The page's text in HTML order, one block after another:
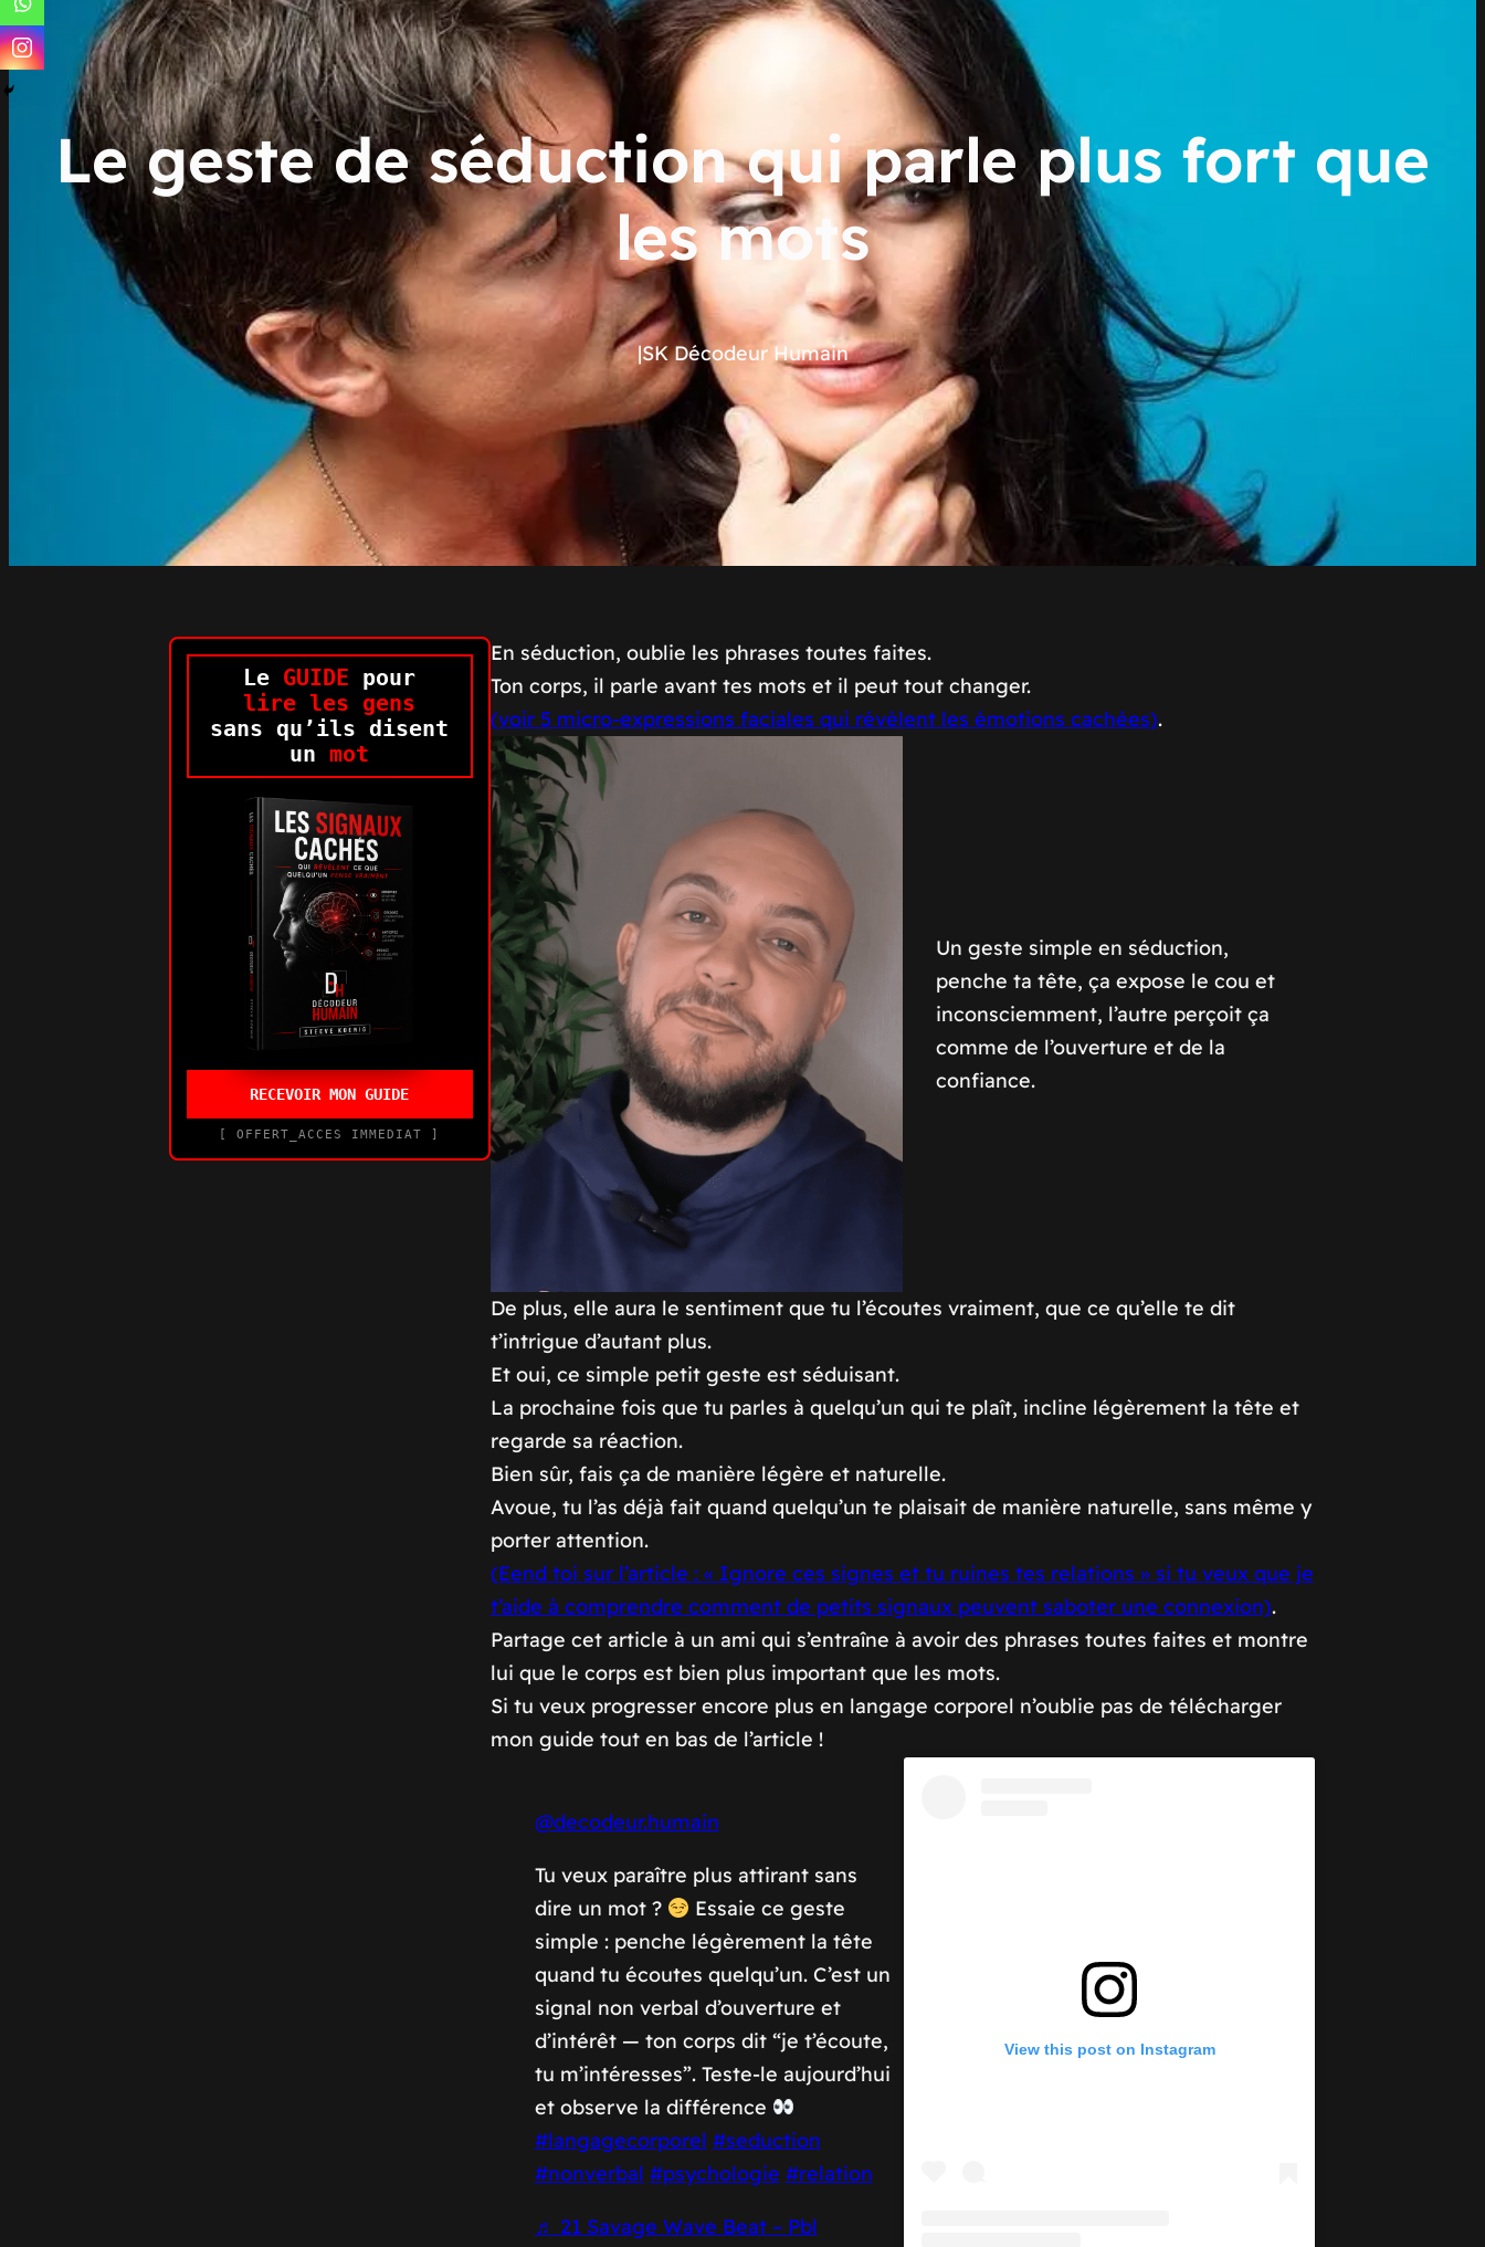
Le geste de séduction qui parle plus fort que
les mots
|SK Décodeur Humain
Le GUIDE pour
lire les gens
sans qu’ils disent
unmot
RECEVOIR MON GUIDE
[ OFFERT_ACCES IMMEDIAT ]
En séduction, oublie les phrases toutes faites.
Ton corps, il parle avant tes mots et il peut tout changer.
(voir 5 micro-expressions faciales qui révèlent les émotions cachées).
Un geste simple en séduction,
penche ta tête, ça expose le cou et
inconsciemment, l’autre perçoit ça
comme de l’ouverture et de la
confiance.
De plus, elle aura le sentiment que tu l’écoutes vraiment, que ce qu’elle te dit
t’intrigue d’autant plus.
Et oui, ce simple petit geste est séduisant.
La prochaine fois que tu parles à quelqu’un qui te plaît, incline légèrement la tête et
regarde sa réaction.
Bien sûr, fais ça de manière légère et naturelle.
Avoue, tu l’as déjà fait quand quelqu’un te plaisait de manière naturelle, sans même y
porter attention.
(Eend toi sur l’article : « Ignore ces signes et tu ruines tes relations » si tu veux que je
t’aide à comprendre comment de petits signaux peuvent saboter une connexion).
Partage cet article à un ami qui s’entraîne à avoir des phrases toutes faites et montre
lui que le corps est bien plus important que les mots.
Si tu veux progresser encore plus en langage corporel n’oublie pas de télécharger
mon guide tout en bas de l’article !
@decodeur.humain
Tu veux paraître plus attirant sans
dire un mot ?
Essaie ce geste
simple : penche légèrement la tête
quand tu écoutes quelqu’un. C’est un
signal non verbal d’ouverture et
d’intérêt — ton corps dit “je t’écoute,
tu m’intéresses”. Teste-le aujourd’hui
et observe la différence
#langagecorporel #seduction
#nonverbal #psychologie #relation
♬ 21 Savage Wave Beat – Pbl
View this post on Instagram